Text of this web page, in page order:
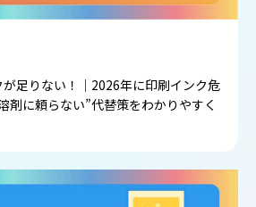
足りない！｜2026年に印刷インク危
剤に頼らない”代替策をわかりやすく